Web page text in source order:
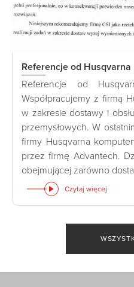
Referencje od Husqvarna
Referencje od
Współpracujemy z firmą
w zakresie dostawy i
przemysłowych. W
firmy Husqvarna
przez firmę Advantech.
obejmującej zarówno
Czytaj więcej